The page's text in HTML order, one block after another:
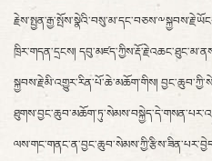
ཁྲིར་གདན་དྲངས།
སྐྱབས་རྗེ་མི་འགྱུར་རིན་པོ་ཆེ་མཆོག་གིས།